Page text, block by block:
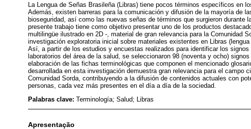
La Lengua de Señas Brasileña (Libras) tiene pocos términos específicos en
Además, existen barreras para la comunicación y difusión de la mayoría de
bioseguridad, así como las nuevas señas de términos que surgieron durante
presente trabajo tiene como objetivo presentar uno de los productos
multilingüe ilustrado en 2D -, material de gran relevancia para la Comunidad
investigación exploratoria inicial sobre materiales existentes en Libras
Así, a partir de los estudios y encuestas realizados para identificar los
laboratorios del área de la salud, se seleccionaron 98 (noventa y ocho)
elaboración de las fichas terminológicas que componen el mencionado
desarrollada en esta investigación demuestra gran relevancia para el campo
Comunidad Sorda, contribuyendo a la difusión de contenidos actuales con
personas, cada vez más presentes en el día a día de la sociedad.
Palabras clave: Terminología; Salud; Libras
Apresentação